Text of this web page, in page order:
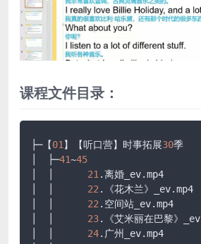
课程文件目录：
├─【01】【听口营】时事拓展30季
│  ├─41~45
21.离婚_ev.mp4
22.《花木兰》_ev.mp4
22.空间站_ev.mp4
23.《艾米丽在巴黎》_ev
24.广州_ev.mp4